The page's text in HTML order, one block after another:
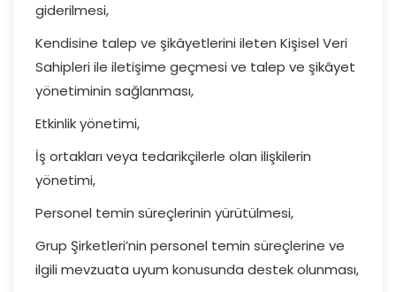
giderilmesi,
Kendisine talep ve şikâyetlerini ileten Kişisel Veri
Sahipleri ile iletişime geçmesi ve talep ve şikâyet
yönetiminin sağlanması,
Etkinlik yönetimi,
İş ortakları veya tedarikçilerle olan ilişkilerin
yönetimi,
Personel temin süreçlerinin yürütülmesi,
Grup Şirketleri’nin personel temin süreçlerine ve
ilgili mevzuata uyum konusunda destek olunması,